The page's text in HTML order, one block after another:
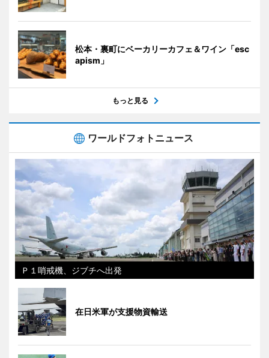
松本・裏町にベーカリーカフェ＆ワイン「esc
apism」
もっと見る
ワールドフォトニュース
Ｐ１哨戒機、ジブチへ出発
在日米軍が支援物資輸送